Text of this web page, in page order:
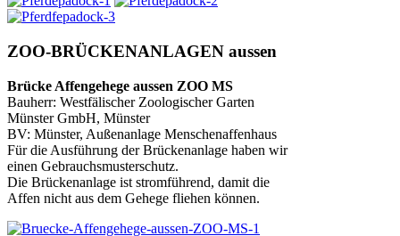
ZOO-BRÜCKENANLAGEN aussen
Brücke Affengehege aussen ZOO MS
Bauherr: Westfälischer Zoologischer Garten
Münster GmbH, Münster
BV: Münster, Außenanlage Menschenaffenhaus
Für die Ausführung der Brückenanlage haben wir
einen Gebrauchsmusterschutz.
Die Brückenanlage ist stromführend, damit die
Affen nicht aus dem Gehege fliehen können.